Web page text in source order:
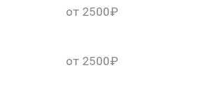
от 2500₽
от 2500₽